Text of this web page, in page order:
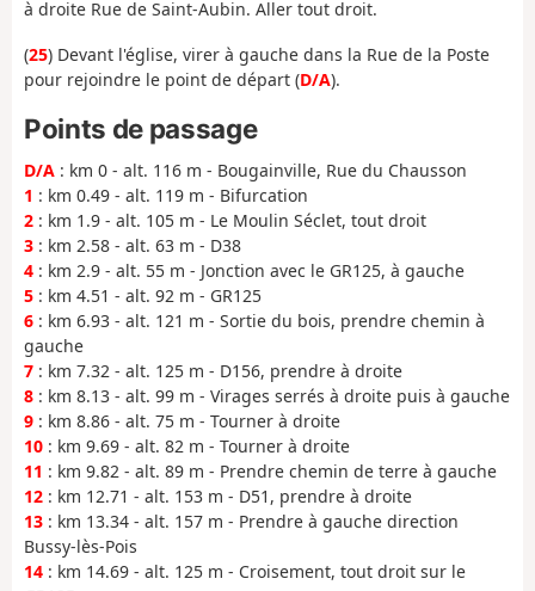
à droite Rue de Saint-Aubin. Aller tout droit.
(25) Devant l'église, virer à gauche dans la Rue de la Poste
pour rejoindre le point de départ (D/A).
Points de passage
D/A : km 0 - alt. 116 m - Bougainville, Rue du Chausson
1 : km 0.49 - alt. 119 m - Bifurcation
2 : km 1.9 - alt. 105 m - Le Moulin Séclet, tout droit
3 : km 2.58 - alt. 63 m - D38
4 : km 2.9 - alt. 55 m - Jonction avec le GR125, à gauche
5 : km 4.51 - alt. 92 m - GR125
6 : km 6.93 - alt. 121 m - Sortie du bois, prendre chemin à
gauche
7 : km 7.32 - alt. 125 m - D156, prendre à droite
8 : km 8.13 - alt. 99 m - Virages serrés à droite puis à gauche
9 : km 8.86 - alt. 75 m - Tourner à droite
10 : km 9.69 - alt. 82 m - Tourner à droite
11 : km 9.82 - alt. 89 m - Prendre chemin de terre à gauche
12 : km 12.71 - alt. 153 m - D51, prendre à droite
13 : km 13.34 - alt. 157 m - Prendre à gauche direction
Bussy-lès-Pois
14 : km 14.69 - alt. 125 m - Croisement, tout droit sur le